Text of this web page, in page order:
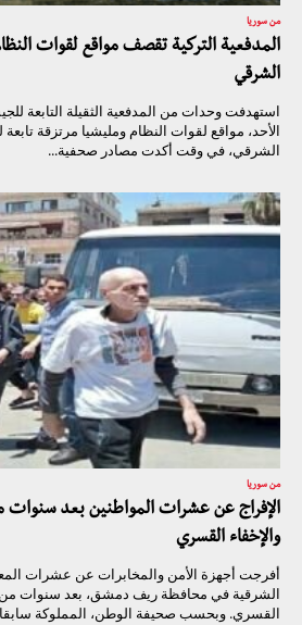
من سوريا
المدفعية التركية تقصف مواقع لقوات
الشرقي
استهدفت وحدات من المدفعية الثقيلة التابعة
الأحد، مواقع لقوات النظام ومليشيا مرتزقة
الشرقي، في وقت أكدت مصادر صحفية...
من سوريا
الإفراج عن عشرات المواطنين بعد سنوات
والإخفاء القسري
أفرجت أجهزة الأمن والمخابرات عن عشرات
الشرقية في محافظة ريف دمشق، بعد سنوات من
القسري. وبحسب صحيفة الوطن، المملوكة